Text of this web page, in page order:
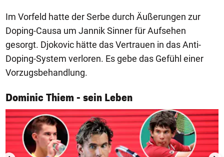
Im Vorfeld hatte der Serbe durch Äußerungen zur
Doping-Causa um Jannik Sinner für Aufsehen
gesorgt. Djokovic hätte das Vertrauen in das Anti-
Doping-System verloren. Es gebe das Gefühl einer
Vorzugsbehandlung.
Dominic Thiem - sein Leben
1/50